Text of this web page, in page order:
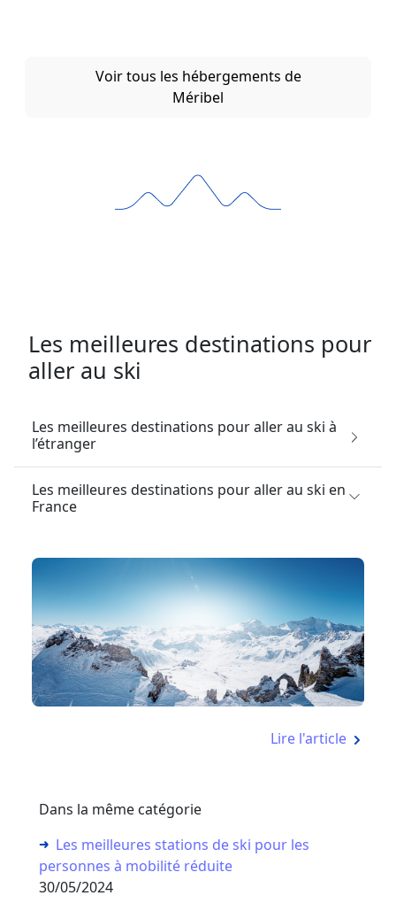
Voir tous les hébergements de
Méribel
Les meilleures destinations pour
aller au ski
Les meilleures destinations pour aller au ski à
l’étranger
Les meilleures destinations pour aller au ski en
France
Lire l'article
Dans la même catégorie
Les meilleures stations de ski pour les
personnes à mobilité réduite
30/05/2024